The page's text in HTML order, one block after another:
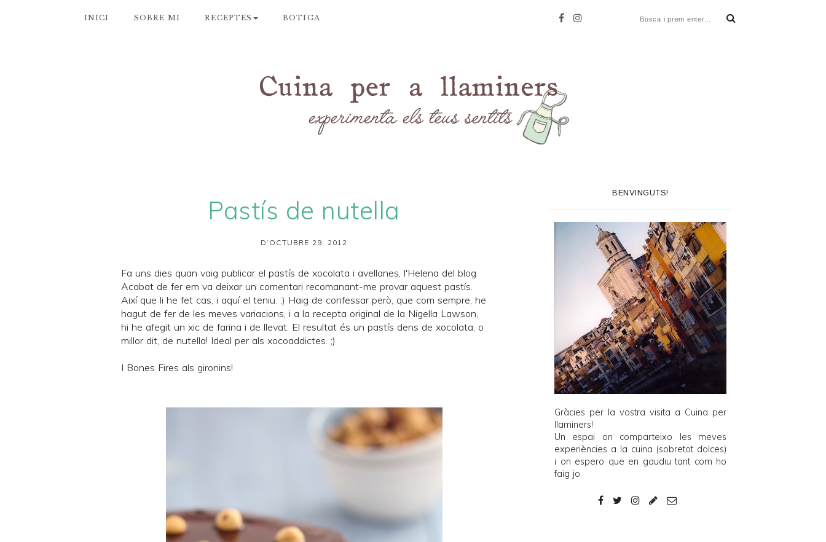
INICI SOBRE MI RECEPTES BOTIGA
Pastís de nutella
D’OCTUBRE 29, 2012
Fa uns dies quan vaig publicar el pastís de xocolata i avellanes, l'Helena del blog
Acabat de fer em va deixar un comentari recomanant-me provar aquest pastís.
Així que li he fet cas, i aquí el teniu. :) Haig de confessar però, que com sempre, he
hagut de fer de les meves variacions, i a la recepta original de la Nigella Lawson,
hi he afegit un xic de farina i de llevat. El resultat és un pastís dens de xocolata, o
millor dit, de nutella! Ideal per als xocoaddictes. ;)
I Bones Fires als gironins!
BENVINGUTS!
Gràcies per la vostra visita a Cuina per
llaminers!
Un espai on comparteixo les meves
experiències a la cuina (sobretot dolces)
i on espero que en gaudiu tant com ho
faig jo.